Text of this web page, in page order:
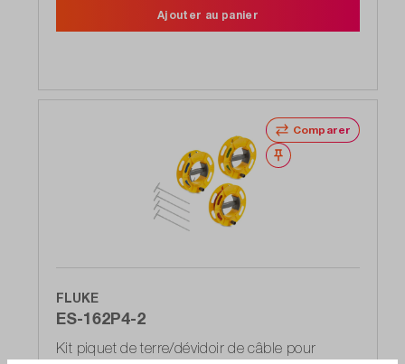
Ajouter au panier
Comparer
Noter
FLUKE
ES-162P4-2
Kit piquet de terre/dévidoir de câble pour